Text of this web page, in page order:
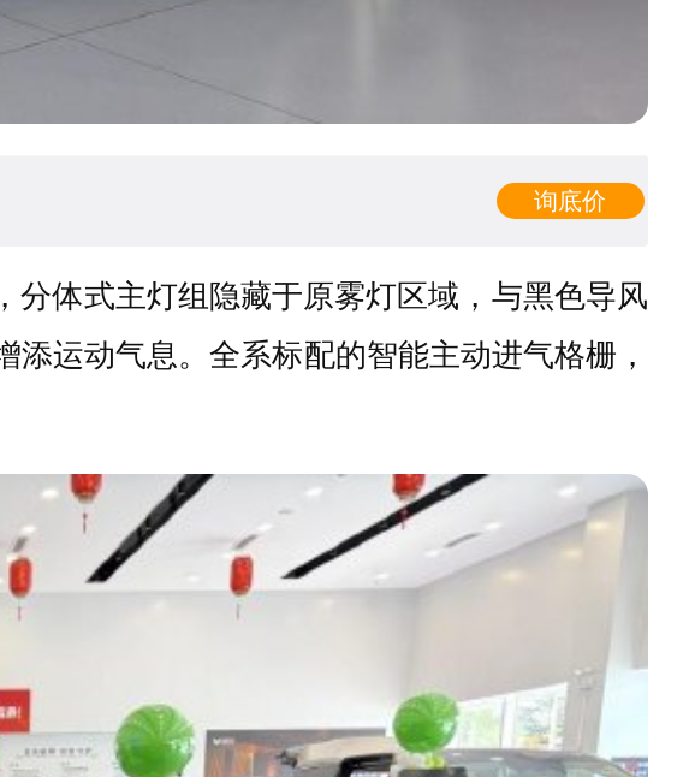
询底价
体式主灯组隐藏于原雾灯区域，与黑色导风
运动气息。全系标配的智能主动进气格栅，